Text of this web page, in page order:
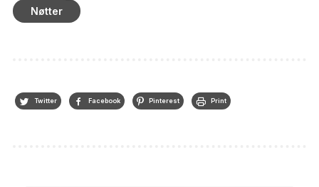
Nøtter
Twitter Facebook Pinterest Print